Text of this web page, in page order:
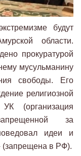
будут
области.
прокуратурой
мусульманину
свободы. Его
религиозной
(организация
за
идеи и
(запрещена в РФ).